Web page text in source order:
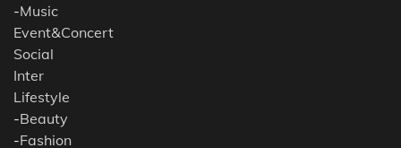
-Music
Event&Concert
Social
Inter
Lifestyle
-Beauty
-Fashion